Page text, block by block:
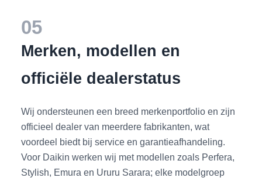
05
Merken, modellen en
officiële dealerstatus
Wij ondersteunen een breed merkenportfolio en zijn
officieel dealer van meerdere fabrikanten, wat
voordeel biedt bij service en garantieafhandeling.
Voor Daikin werken wij met modellen zoals Perfera,
Stylish, Emura en Ururu Sarara; elke modelgroep